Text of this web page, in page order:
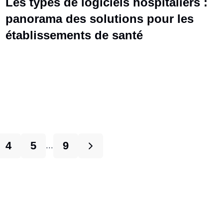
panorama des solutions pour les
établissements de santé
4 5 ... 9